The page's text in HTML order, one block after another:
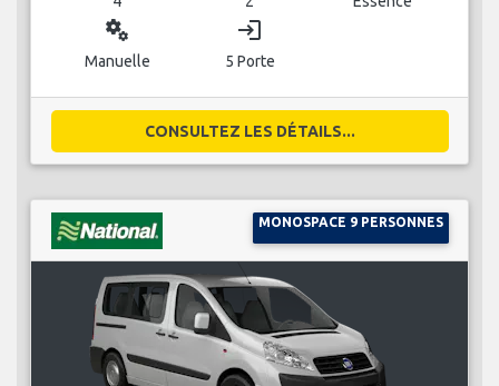
miscellaneous_services
Manuelle
login
5 Porte
CONSULTEZ LES DÉTAILS...
MONOSPACE 9 PERSONNES